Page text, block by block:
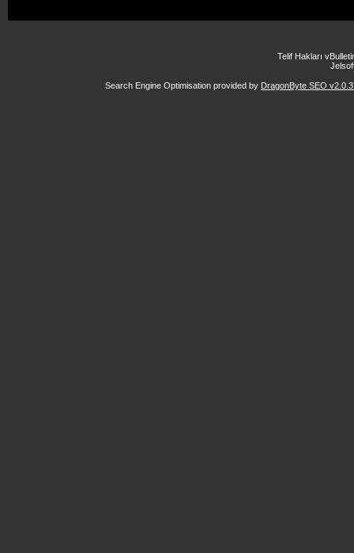
Telif Hakları
Search Engine Optimisation provided by DragonByte SEO